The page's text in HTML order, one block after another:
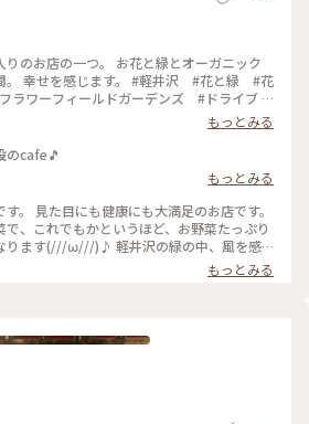
旅にはなかったんですよ😆 それからの
や食事処を旅の計画に入れることにしまし
たので、これから活動開始です（~▽~＠）
りのお店の一つ。 お花と緑とオーガニック
じます。 #軽井沢 #花と緑 #花
ラワーフィールドガーデンズ #ドライブ #
もっとみる
のcafe🎵
もっとみる
。 見た目にも健康にも大満足のお店です。
で、これでもかというほど、お野菜たっぷり
ります(///ω///)♪ 軽井沢の緑の中、風を感
楽しめます❤ #かおる #野菜 #オ
#朝食 #軽井沢 #風 #緑 #カフェ #自
もっとみる